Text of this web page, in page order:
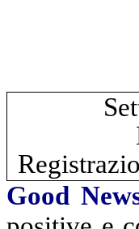
Good